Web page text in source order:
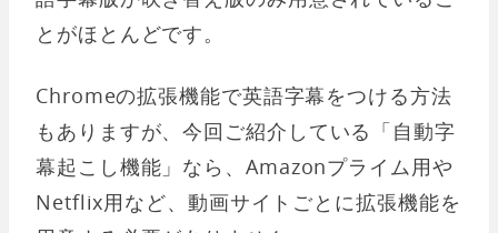
とがほとんどです。
Chromeの拡張機能で英語字幕をつける方法
もありますが、今回ご紹介している「自動字
幕起こし機能」なら、Amazonプライム用や
Netflix用など、動画サイトごとに拡張機能を